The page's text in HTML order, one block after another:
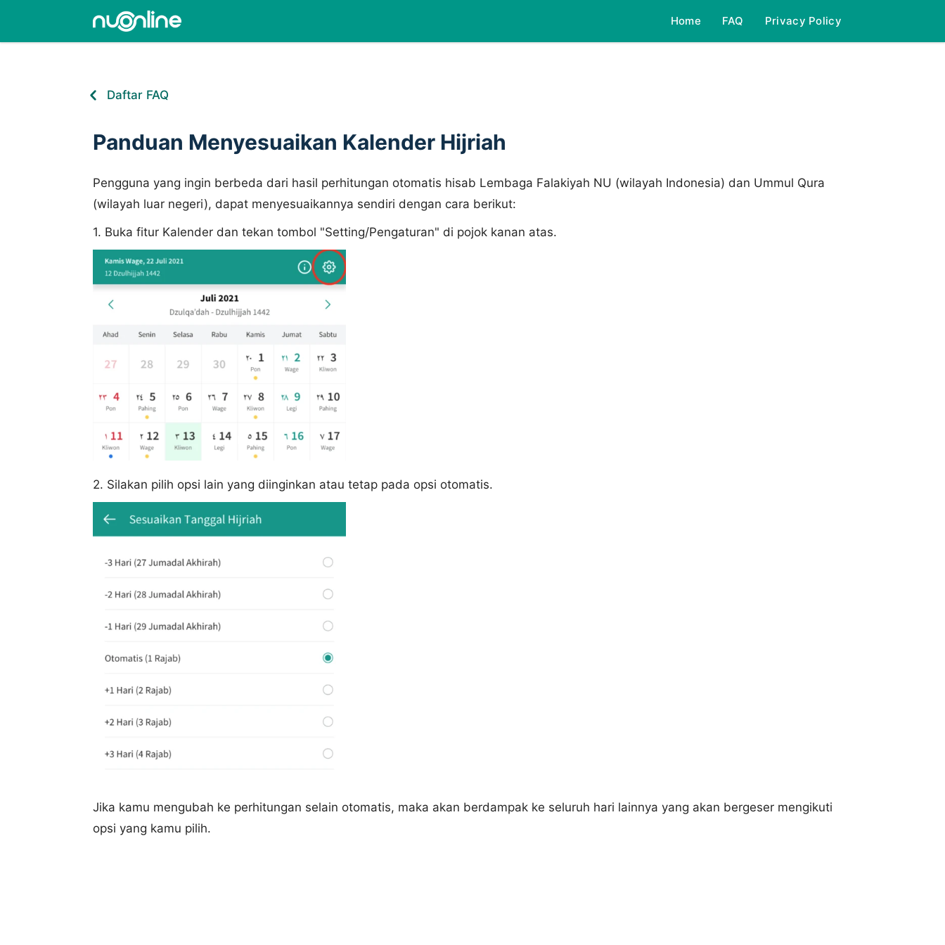
Home FAQ Privacy Policy
Daftar FAQ
Panduan Menyesuaikan Kalender Hijriah
Pengguna yang ingin berbeda dari hasil perhitungan otomatis hisab Lembaga Falakiyah NU (wilayah Indonesia) dan Ummul Qura
(wilayah luar negeri), dapat menyesuaikannya sendiri dengan cara berikut:
1. Buka fitur Kalender dan tekan tombol "Setting/Pengaturan" di pojok kanan atas.
2. Silakan pilih opsi lain yang diinginkan atau tetap pada opsi otomatis.
Jika kamu mengubah ke perhitungan selain otomatis, maka akan berdampak ke seluruh hari lainnya yang akan bergeser mengikuti
opsi yang kamu pilih.